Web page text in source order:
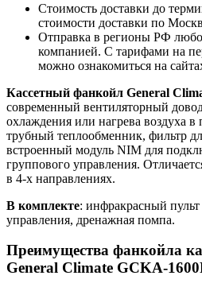
Стоимость доставки до
стоимости доставки по
Отправка в регионы РФ
компанией. С тарифами на
можно ознакомиться на
Кассетный фанкойл General
современный вентиляторный
охлаждения или нагрева воздуха
трубный теплообменник, фильтр
встроенный модуль NIM для
группового управления.
в 4-х направлениях.
В комплекте: инфракрасный
управления, дренажная помпа.
Преимущества фанкойла
General Climate GCKA-